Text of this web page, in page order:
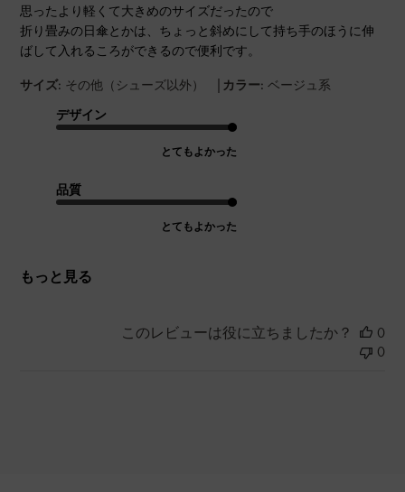
思ったより軽くて大きめのサイズだったので
折り畳みの日傘とかは、ちょっと斜めにして持ち手のほうに伸
ばして入れるころができるので便利です。
サイズ: その他（シューズ以外） | カラー: ベージュ系
デザイン
とてもよかった
品質
とてもよかった
もっと見る
このレビューは役に立ちましたか？
0
0